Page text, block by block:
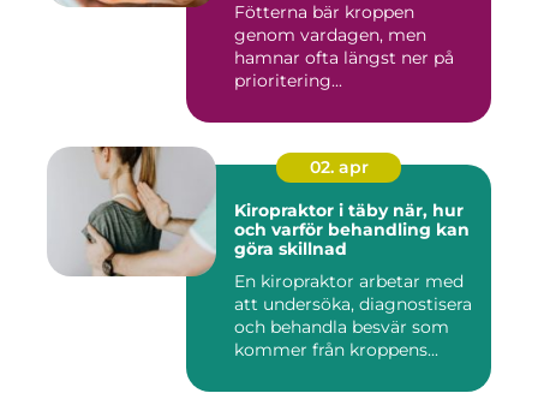
Fötterna bär kroppen
genom vardagen, men
hamnar ofta längst ner på
prioritering...
02. apr
Kiropraktor i täby när, hur
och varför behandling kan
göra skillnad
En kiropraktor arbetar med
att undersöka, diagnostisera
och behandla besvär som
kommer från kroppens...